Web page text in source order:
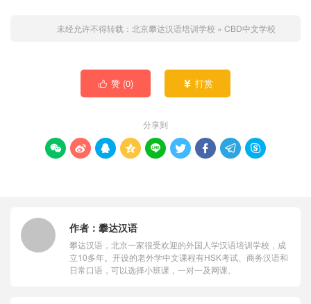
未经允许不得转载： 北京攀达汉语培训学校 » CBD中文学校
 赞 (0)  打赏
分享到
        
作者： 攀达汉语
攀达汉语，北京一家很受欢迎的外国人学汉语培训学校，成
立10多年。开设的老外学中文课程有HSK考试、商务汉语和
日常口语，可以选择小班课，一对一及网课。